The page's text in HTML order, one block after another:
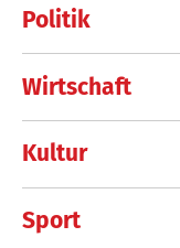
Politik
Wirtschaft
Kultur
Sport